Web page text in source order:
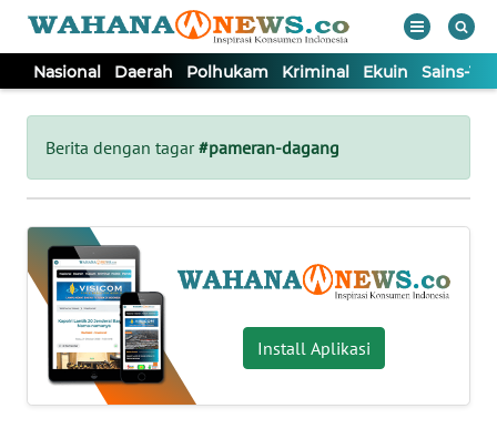
Nasional Daerah Polhukam Kriminal Ekuin Sains-
Berita dengan tagar#pameran-dagang
Install Aplikasi
Tutup
NASIONAL
DAERAH
POLHUKAM
KRIMINAL